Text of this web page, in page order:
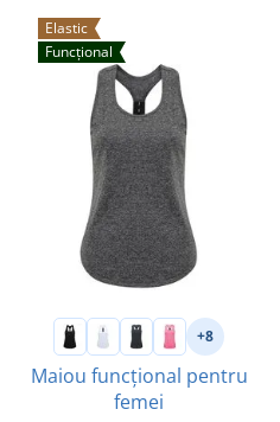
Elastic
Funcțional
+8
Maiou funcțional pentru
femei